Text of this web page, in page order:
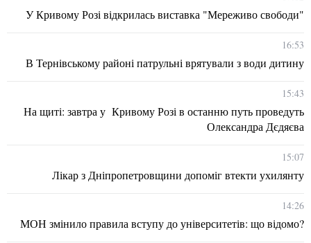
У Кривому Розі відкрилась виставка "Мереживо свободи"
16:53
В Тернівському районі патрульні врятували з води дитину
15:43
На щиті: завтра у Кривому Розі в останню путь проведуть
Олександра Дєдяєва
15:07
Лікар з Дніпропетровщини допоміг втекти ухилянту
14:26
МОН змінило правила вступу до університетів: що відомо?